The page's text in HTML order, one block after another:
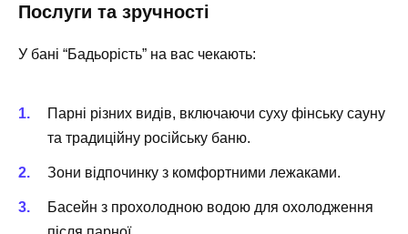
Послуги та зручності
У бані “Бадьорість” на вас чекають:
Парні різних видів, включаючи суху фінську сауну
та традиційну російську баню.
Зони відпочинку з комфортними лежаками.
Басейн з прохолодною водою для охолодження